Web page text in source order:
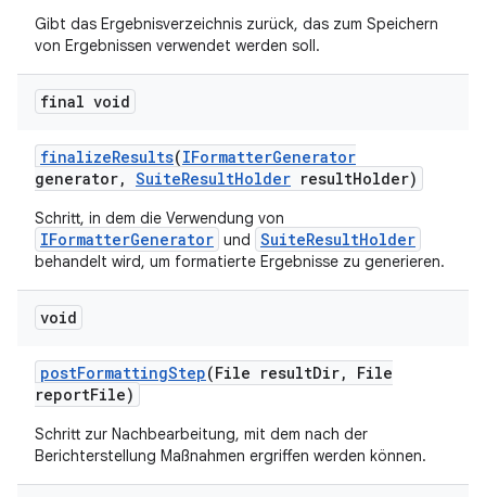
Gibt das Ergebnisverzeichnis zurück, das zum Speichern
von Ergebnissen verwendet werden soll.
final void
finalizeResults(IFormatterGenerator
generator, SuiteResultHolder resultHolder)
Schritt, in dem die Verwendung von
IFormatterGenerator und SuiteResultHolder
behandelt wird, um formatierte Ergebnisse zu generieren.
void
postFormattingStep(File resultDir,
File
reportFile)
Schritt zur Nachbearbeitung, mit dem nach der
Berichterstellung Maßnahmen ergriffen werden können.